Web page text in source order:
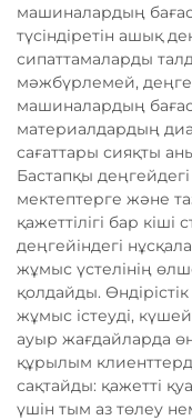
машиналардың
түсіндіретін ашық
сипаттамаларды
мәжбүрлемей,
машиналардың
материалдардың
сағаттары сияқты
Бастапқы
мектептерге және
қажеттілігі бар
деңгейіндегі
жұмыс үстелінің
қолдайды.
жұмыс істеуді,
ауыр жағдайларда
құрылым
сақтайды: қажетті
үшін тым аз төлеу